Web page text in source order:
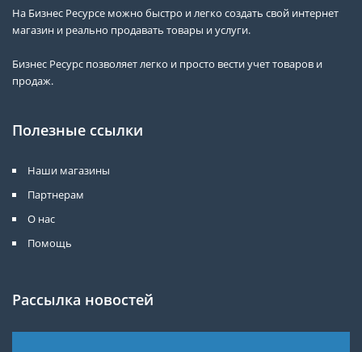
На Бизнес Ресурсе можно быстро и легко создать свой интернет
магазин и реально продавать товары и услуги.
Бизнес Ресурс позволяет легко и просто вести учет товаров и
продаж.
Полезные ссылки
Наши магазины
Партнерам
О нас
Помощь
Рассылка новостей